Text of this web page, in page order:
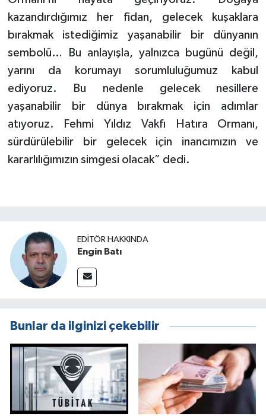
kazandırdığımız her fidan, gelecek kuşaklara
bırakmak istediğimiz yaşanabilir bir dünyanın
sembolü… Bu anlayışla, yalnızca bugünü değil,
yarını da korumayı sorumluluğumuz kabul
ediyoruz. Bu nedenle gelecek nesillere
yaşanabilir bir dünya bırakmak için adımlar
atıyoruz. Fehmi Yıldız Vakfı Hatıra Ormanı,
sürdürülebilir bir gelecek için inancımızın ve
kararlılığımızın simgesi olacak” dedi.
EDITÖR HAKKINDA
Engin Batı
Bunlar da ilginizi çekebilir